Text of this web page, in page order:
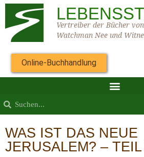
Vertreiber der Bücher von
Watchman Nee und
Online-Buchhandlung
WAS IST DAS NEUE
JERUSALEM? – TEIL